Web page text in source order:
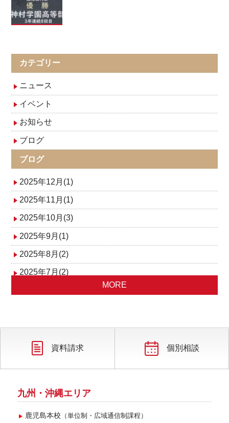
カテゴリー
ニュース
イベント
お知らせ
ブログ
ブログ
2025年12月(1)
2025年11月(1)
2025年10月(3)
2025年9月(1)
2025年8月(2)
2025年7月(2)
2025年3月(2)
2025年2月(1)
MORE
資料請求 個別相談
九州・沖縄エリア
鹿児島本校 （単位制・広域通信制課程）